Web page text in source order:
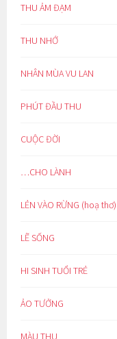
THU ẢM ĐẠM
THU NHỚ
NHÂN MÙA VU LAN
PHÚT ĐẦU THU
CUỘC ĐỜI
…CHO LÀNH
LẺN VÀO RỪNG (hoạ thơ)
LẼ SỐNG
HI SINH TUỔI TRẺ
ẢO TƯỞNG
MÀU THU